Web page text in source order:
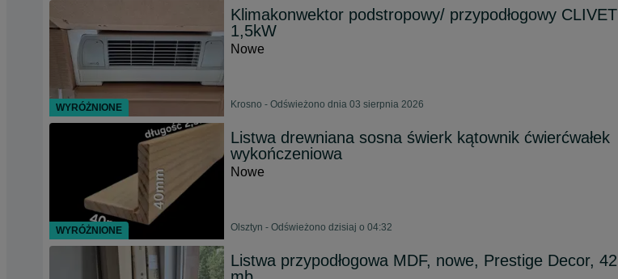
Klimakonwektor podstropowy/ przypodłogowy CLIVET
1,5kW
Nowe
Krosno - Odświeżono dnia 03 sierpnia 2026
Listwa drewniana sosna świerk kątownik ćwierćwałek
wykończeniowa
Nowe
Olsztyn - Odświeżono dzisiaj o 04:32
Listwa przypodłogowa MDF, nowe, Prestige Decor, 42
WYRÓŻNIONE
WYRÓŻNIONE